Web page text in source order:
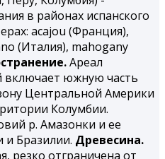
в районах испанского
acajou (Франция),
(Италия), mahogany
Ареал
включает южную часть
Центральной Америки
Колумбии.
р. Амазонки и ее
и Бразилии. Древесина.
резко отграничена от